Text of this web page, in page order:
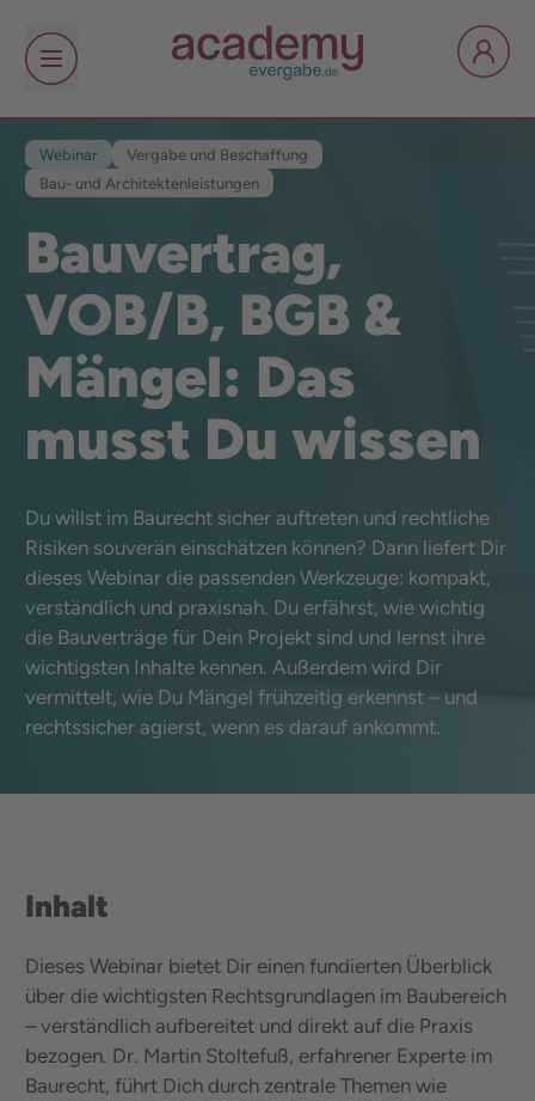
Webinar
Vergabe und Beschaffung
Bau- und Architektenleistungen
Bauvertrag,
VOB/B, BGB &
Mängel: Das
musst Du wissen
Du willst im Baurecht sicher auftreten und rechtliche
Risiken souverän einschätzen können? Dann liefert Dir
dieses Webinar die passenden Werkzeuge: kompakt,
verständlich und praxisnah. Du erfährst, wie wichtig
die Bauverträge für Dein Projekt sind und lernst ihre
wichtigsten Inhalte kennen. Außerdem wird Dir
vermittelt, wie Du Mängel frühzeitig erkennst – und
rechtssicher agierst, wenn es darauf ankommt.
Inhalt
Dieses Webinar bietet Dir einen fundierten Überblick
über die wichtigsten Rechtsgrundlagen im Baubereich
– verständlich aufbereitet und direkt auf die Praxis
bezogen. Dr. Martin Stoltefuß, erfahrener Experte im
Baurecht, führt Dich durch zentrale Themen wie